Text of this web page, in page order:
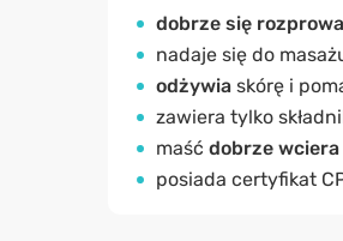
dobrze się
nadaje się do
odżywiaskórę i
zawiera tylko
maść dobrze
posiada certyfikat